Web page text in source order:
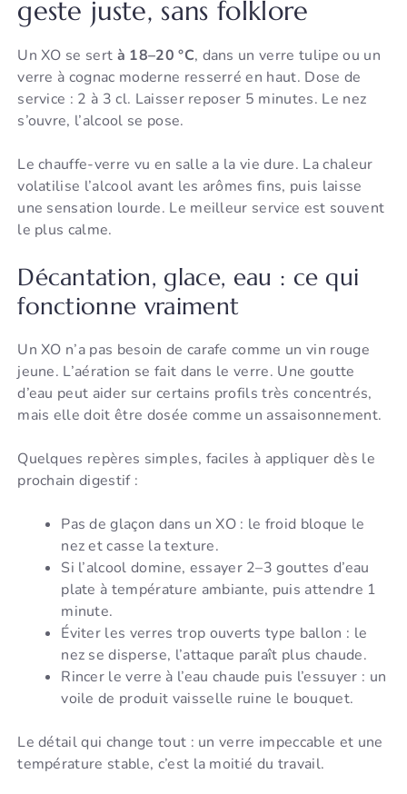
geste juste, sans folklore
Un XO se sert à 18–20 °C, dans un verre tulipe ou un
verre à cognac moderne resserré en haut. Dose de
service : 2 à 3 cl. Laisser reposer 5 minutes. Le nez
s’ouvre, l’alcool se pose.
Le chauffe-verre vu en salle a la vie dure. La chaleur
volatilise l’alcool avant les arômes fins, puis laisse
une sensation lourde. Le meilleur service est souvent
le plus calme.
Décantation, glace, eau : ce qui
fonctionne vraiment
Un XO n’a pas besoin de carafe comme un vin rouge
jeune. L’aération se fait dans le verre. Une goutte
d’eau peut aider sur certains profils très concentrés,
mais elle doit être dosée comme un assaisonnement.
Quelques repères simples, faciles à appliquer dès le
prochain digestif :
Pas de glaçon dans un XO : le froid bloque le
nez et casse la texture.
Si l’alcool domine, essayer 2–3 gouttes d’eau
plate à température ambiante, puis attendre 1
minute.
Éviter les verres trop ouverts type ballon : le
nez se disperse, l’attaque paraît plus chaude.
Rincer le verre à l’eau chaude puis l’essuyer : un
voile de produit vaisselle ruine le bouquet.
Le détail qui change tout : un verre impeccable et une
température stable, c’est la moitié du travail.